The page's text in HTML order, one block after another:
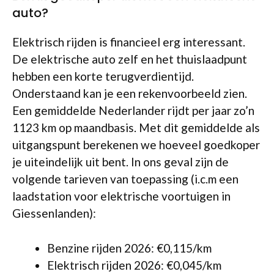
auto?
Elektrisch rijden is financieel erg interessant.
De elektrische auto zelf en het thuislaadpunt
hebben een korte terugverdientijd.
Onderstaand kan je een rekenvoorbeeld zien.
Een gemiddelde Nederlander rijdt per jaar zo’n
1123 km op maandbasis. Met dit gemiddelde als
uitgangspunt berekenen we hoeveel goedkoper
je uiteindelijk uit bent. In ons geval zijn de
volgende tarieven van toepassing (i.c.m een
laadstation voor elektrische voortuigen in
Giessenlanden):
Benzine rijden 2026: €0,115/km
Elektrisch rijden 2026: €0,045/km